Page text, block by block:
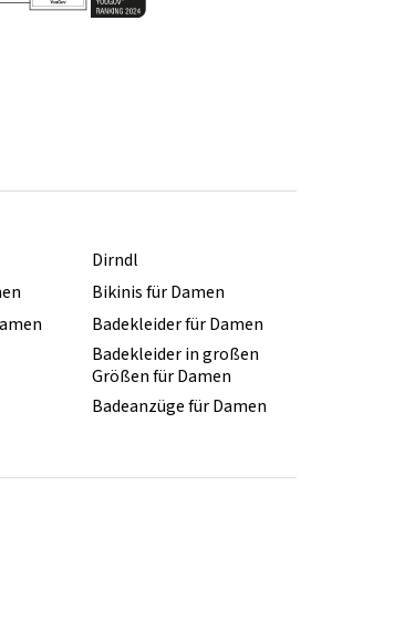
Dirndl
Bikinis für Damen
Badekleider für Damen
Badekleider in großen
Größen für Damen
Badeanzüge für Damen